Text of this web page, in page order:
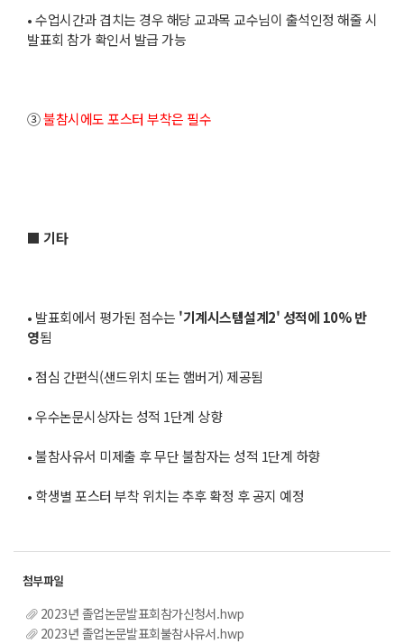
• 수업시간과 겹치는 경우 해당 교과목 교수님이 출석인정 해줄 시
발표회 참가 확인서 발급 가능
③불참시에도 포스터 부착은 필수
■ 기타
• 발표회에서 평가된 점수는 '기계시스템설계2' 성적에 10% 반
영됨
• 점심 간편식(샌드위치 또는 햄버거) 제공됨
• 우수논문시상자는 성적 1단계 상향
• 불참사유서 미제출 후 무단 불참자는 성적 1단계 하향
• 학생별 포스터 부착 위치는 추후 확정 후 공지 예정
2023년 졸업논문발표회참가신청서.hwp
2023년 졸업논문발표회불참사유서.hwp